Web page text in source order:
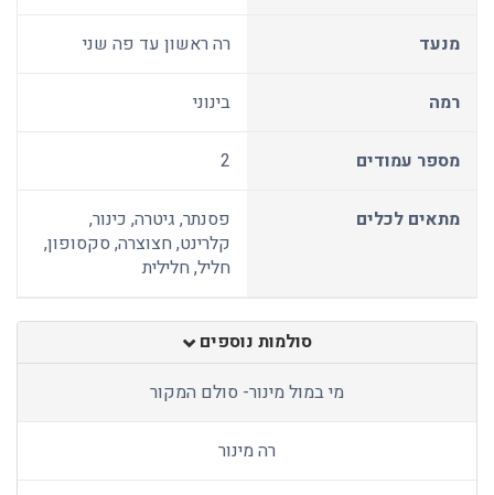
מנעד רה ראשון עד פה שני
רמה בינוני
מספר עמודים 2
מתאים לכלים
פסנתר, גיטרה, כינור,
קלרינט, חצוצרה, סקסופון,
חליל, חלילית
סולמות נוספים
מי במול מינור- סולם המקור
רה מינור